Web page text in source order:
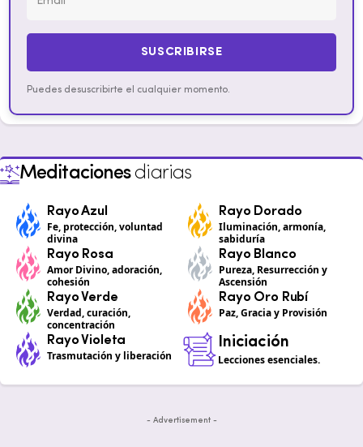
SUSCRIBIRSE
Puedes desuscribirte el cualquier momento.
Meditacionesdiarias
Rayo Azul
Fe, protección, voluntad
divina
Rayo Dorado
Iluminación, armonía,
sabiduría
Rayo Rosa
Amor Divino, adoración,
cohesión
Rayo Blanco
Pureza, Resurrección y
Ascensión
Rayo Verde
Verdad, curación,
concentración
Rayo Oro Rubí
Paz, Gracia y Provisión
Rayo Violeta
Trasmutación y liberación
Iniciación
Lecciones esenciales.
- Advertisement -